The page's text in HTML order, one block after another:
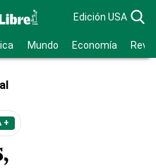
Edición USA
Mundo Economía
+